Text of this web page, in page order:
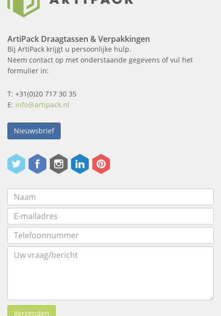
ArtiPack Draagtassen & Verpakkingen
Bij ArtiPack krijgt u persoonlijke hulp.
Neem contact op met onderstaande gegevens of vul het
formulier in:
T: +31(0)20 717 30 35
E: info@artipack.nl
Nieuwsbrief
Verzenden